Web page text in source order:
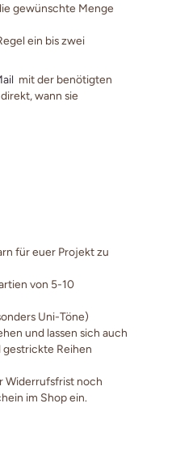
gewünschte Menge
ein bis zwei
mit der benötigten
wann sie
für euer Projekt zu
von 5-10
Uni-Töne)
und lassen sich auch
Reihen
Widerrufsfrist noch
im Shop ein.